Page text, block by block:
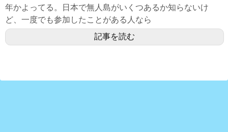
年かよってる。日本で無人島がいくつあるか知らないけ
ど、一度でも参加したことがある人なら
記事を読む